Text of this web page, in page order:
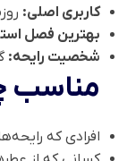
کاربری اصلی:
بهترین فصل
شخصیت رایحه:
مناسب
افرادی که